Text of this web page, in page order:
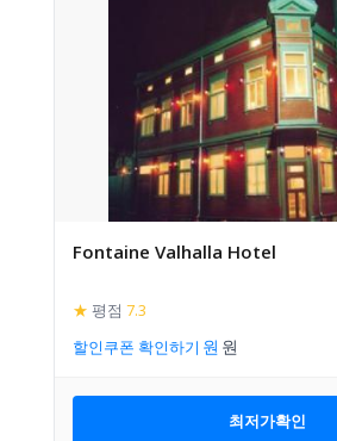
Fontaine Valhalla Hotel
★ 평점 7.3
할인쿠폰 확인하기
최저가확인